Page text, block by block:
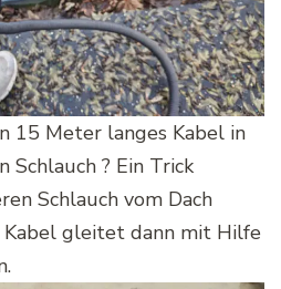
15 Meter langes Kabel in
Schlauch ? Ein Trick
Schlauch vom Dach
Kabel gleitet dann mit Hilfe